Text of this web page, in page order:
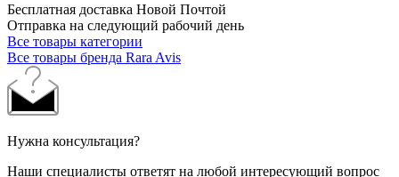
Бесплатная доставка Новой Почтой
Отправка на следующий рабочий день
Все товары категории
Все товары бренда Rara Avis
Нужна консультация?
Наши специалисты ответят на любой интересующий вопрос